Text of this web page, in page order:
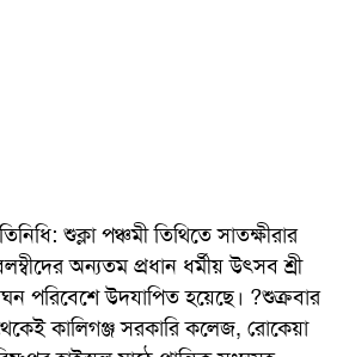
শুক্লা পঞ্চমী তিথিতে সাতক্ষীরার
অন্যতম প্রধান ধর্মীয় উৎসব শ্রী
পরিবেশে উদযাপিত হয়েছে। ?শুক্রবার
কালিগঞ্জ সরকারি কলেজ, রোকেয়া